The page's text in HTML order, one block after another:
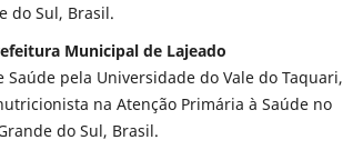
do Sul, Brasil.
Municipal de Lajeado
Saúde pela Universidade do Vale do Taquari,
na Atenção Primária à Saúde no
do Sul, Brasil.